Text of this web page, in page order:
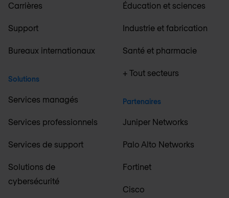
Carrières
Support
Bureaux internationaux
Solutions
Services managés
Services professionnels
Services de support
Solutions de
cybersécurité
Éducation et sciences
Industrie et fabrication
Santé et pharmacie
+ Tout secteurs
Partenaires
Juniper Networks
Palo Alto Networks
Fortinet
Cisco